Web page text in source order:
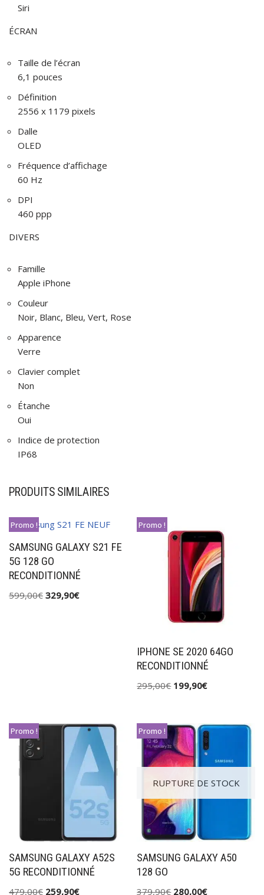
Siri
ÉCRAN
Taille de l’écran
6,1 pouces
Définition
2556 x 1179 pixels
Dalle
OLED
Fréquence d’affichage
60 Hz
DPI
460 ppp
DIVERS
Famille
Apple iPhone
Couleur
Noir, Blanc, Bleu, Vert, Rose
Apparence
Verre
Clavier complet
Non
Étanche
Oui
Indice de protection
IP68
PRODUITS SIMILAIRES
Promo !
SAMSUNG GALAXY S21 FE
5G 128 GO
RECONDITIONNÉ
599,00€ 329,90€
Promo !
IPHONE SE 2020 64GO
RECONDITIONNÉ
295,00€ 199,90€
Promo !
SAMSUNG GALAXY A52S
5G RECONDITIONNÉ
479,00€ 259,90€
RUPTURE DE STOCK
Promo !
SAMSUNG GALAXY A50
128 GO
379,90€ 280,00€